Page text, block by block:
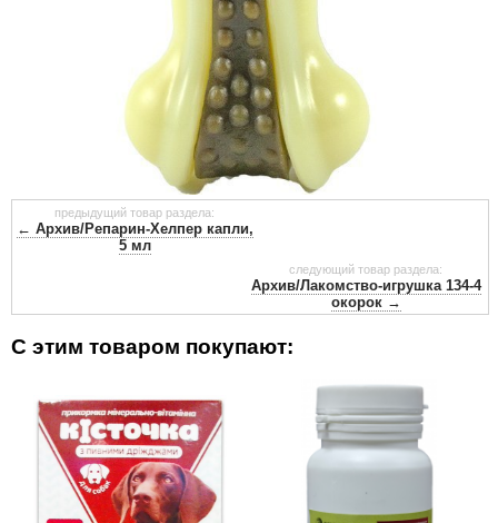
предыдущий товар раздела:
← Архив/Репарин-Хелпер капли,
5 мл
следующий товар раздела:
Архив/Лакомство-игрушка 134-4
окорок →
С этим товаром покупают: